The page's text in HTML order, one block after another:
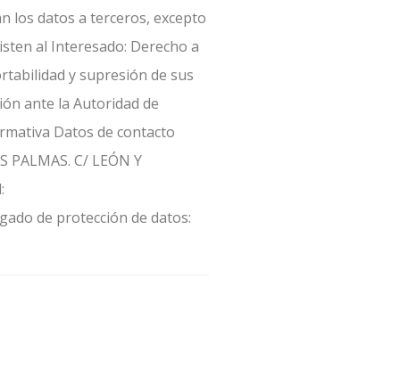
los datos a terceros, excepto
Derecho a
de protección de datos: